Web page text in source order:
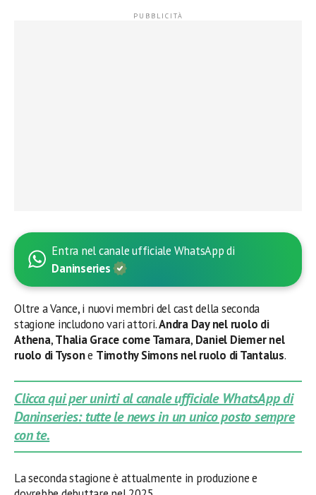
Entra nel canale ufficiale WhatsApp di
Daninseries
Oltre a Vance, i nuovi membri del cast della seconda
stagione includono vari attori.Andra Day nel ruolo di
Athena,Thalia Grace come Tamara, Daniel Diemer nel
ruolo di Tysone Timothy Simons nel ruolo di Tantalus.
Clicca qui per unirti al canale ufficiale WhatsApp di
Daninseries: tutte le news in un unico posto sempre
con te.
La seconda stagione è attualmente in produzione e